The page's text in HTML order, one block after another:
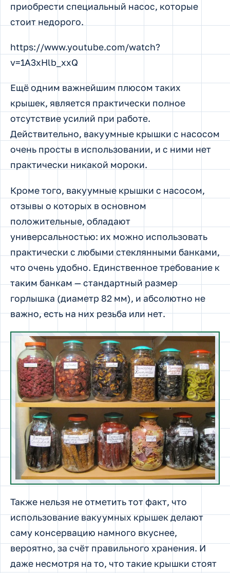
приобрести специальный насос, которые
стоит недорого.
https://www.youtube.com/watch?
v=1A3xHlb_xxQ
Ещё одним важнейшим плюсом таких
крышек, является практически полное
отсутствие усилий при работе.
Действительно, вакуумные крышки с насосом
очень просты в использовании, и с ними нет
практически никакой мороки.
Кроме того, вакуумные крышки с насосом,
отзывы о которых в основном
положительные, обладают
универсальностью: их можно использовать
практически с любыми стеклянными банками,
что очень удобно. Единственное требование к
таким банкам — стандартный размер
горлышка (диаметр 82 мм), и абсолютно не
важно, есть на них резьба или нет.
Также нельзя не отметить тот факт, что
использование вакуумных крышек делают
саму консервацию намного вкуснее,
вероятно, за счёт правильного хранения. И
даже несмотря на то, что такие крышки стоят